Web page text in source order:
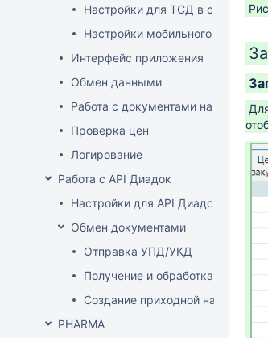
Настройки для ТСД в системе
Настройки мобильного
Интерфейс приложения
Обмен данными
Работа с документами на ТСД
Проверка цен
Логирование
Работа с API Диадок
Настройки для API Диадок
Обмен документами
Отправка УПД/УКД
Получение и обработка УПД/УКД
Создание приходной
PHARMA